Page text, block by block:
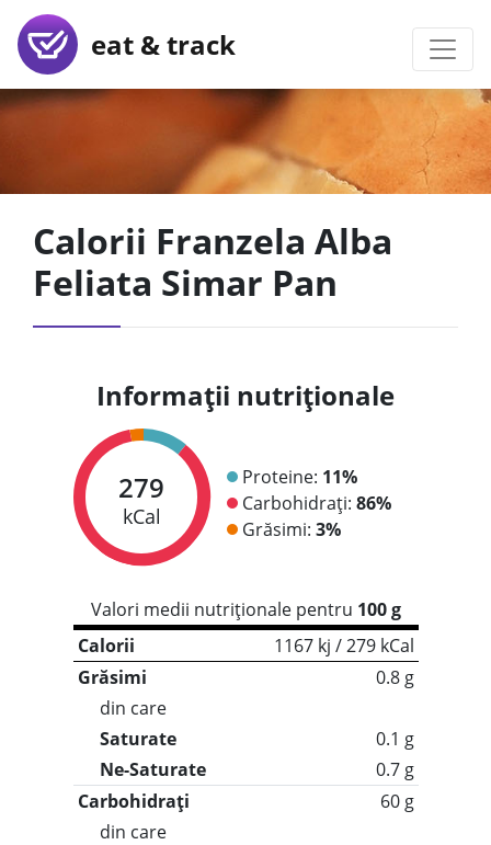
eat & track
Calorii Franzela Alba
Feliata Simar Pan
Informații nutriționale
279
kCal
Proteine: 11%
Carbohidrați: 86%
Grăsimi: 3%
Valori medii nutriționale pentru 100 g
Calorii
1167 kj / 279 kCal
Grăsimi
0.8 g
din care
Saturate
0.1 g
Ne-Saturate
0.7 g
Carbohidrați
60 g
din care